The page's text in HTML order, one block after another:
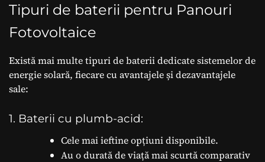
Tipuri de baterii pentru Panouri
Fotovoltaice
Există mai multe tipuri de baterii dedicate sistemelor de
energie solară, fiecare cu avantajele și dezavantajele
sale:
1. Baterii cu plumb-acid:
Cele mai ieftine opțiuni disponibile.
Au o durată de viață mai scurtă comparativ